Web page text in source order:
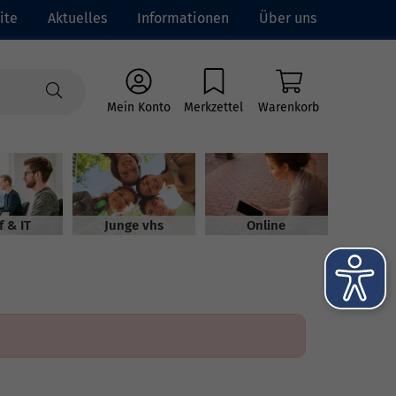
Aktuelles Informationen Über uns
Mein Konto Merkzettel Warenkorb
& IT Junge vhs Online